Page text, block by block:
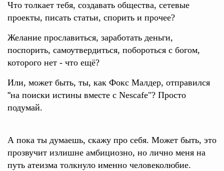
Что толкает тебя, создавать общества, сетевые
проекты, писать статьи, спорить и прочее?
Желание прославиться, заработать деньги,
поспорить, самоутвердиться, побороться с богом,
которого нет - что ещё?
Или, может быть, ты, как Фокс Малдер, отправился
"на поиски истины вместе с Nescafe"? Просто
подумай.
А пока ты думаешь, скажу про себя. Может быть, это
прозвучит излишне амбициозно, но лично меня на
путь атеизма толкнуло именно человеколюбие.